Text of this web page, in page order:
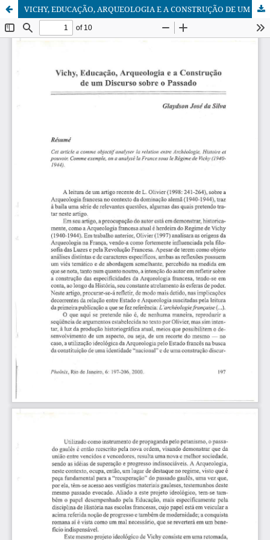
VICHY, EDUCAÇÃO, ARQUEOLOGIA E A CONSTRUÇÃO DE UM DISCURSO SOBRE O PASSADO